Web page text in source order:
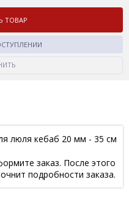
ТОВАР
люля кебаб 20 мм - 35 см
заказ. После этого
подробности заказа.